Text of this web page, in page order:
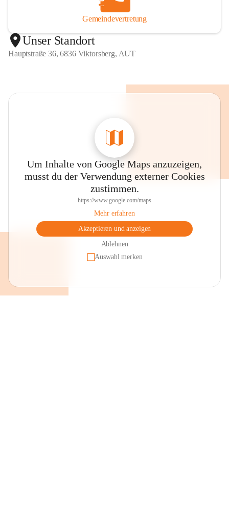
Gemeindevertretung
Unser Standort
Hauptstraße 36, 6836 Viktorsberg, AUT
Um Inhalte von Google Maps anzuzeigen,
musst du der Verwendung externer Cookies
zustimmen.
https://www.google.com/maps
Mehr erfahren
Akzeptieren und anzeigen
Ablehnen
Auswahl merken